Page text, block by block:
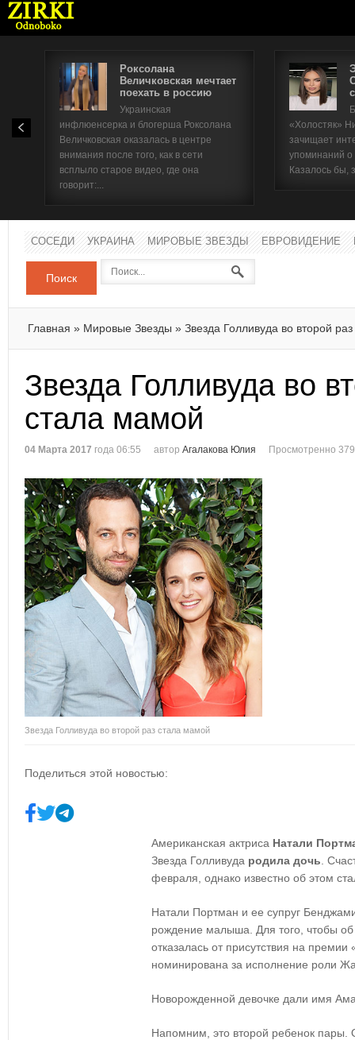
Роксолана
Величковская мечтает
поехать в россию
Украинская
инфлюенсерка и блогерша Роксолана
Величковская оказалась в центре
внимания после того, как в сети
всплыло старое видео, где она
говорит:...
«Холостяк»
зачищает
упоминаний
Казалось бы,
СОСЕДИ УКРАИНА МИРОВЫЕ ЗВЕЗДЫ ЕВРОВИДЕНИЕ
Поиск
Главная » Мировые Звезды » Звезда Голливуда во второй
Звезда Голливуда во
стала мамой
04 Марта 2017 года 06:55 автор Агалакова Юлия Просмотренно
Звезда Голливуда во второй раз стала мамой
Поделиться этой новостью:
Американская актриса Натали
Звезда Голливуда родила дочь .
февраля, однако известно об этом
Натали Портман и ее супруг
рождение малыша. Для того, чтобы
отказалась от присутствия на
номинирована за исполнение роли
Новорожденной девочке дали имя
Напомним, это второй ребенок
Имя